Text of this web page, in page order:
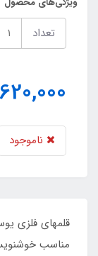
تعداد
ناموجود
قلمهای فلزی
مناسب